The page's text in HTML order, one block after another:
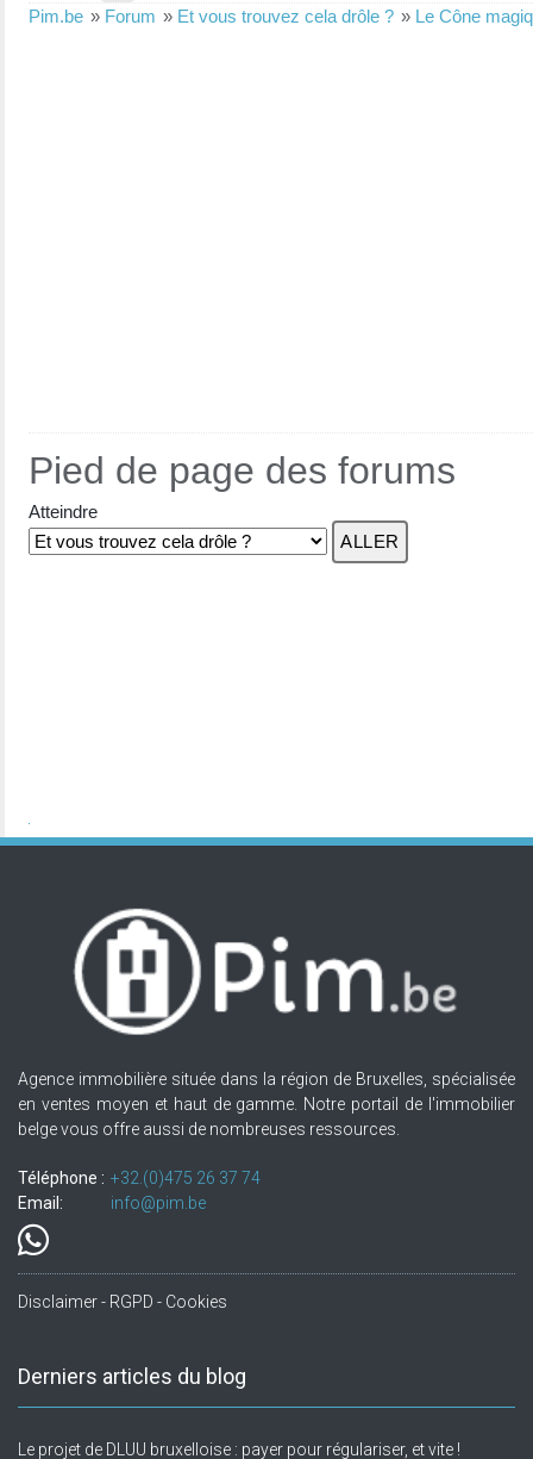
Pim.be » Forum » Et vous trouvez cela drôle ? » Le Cône
Pied de page des forums
Atteindre
Agence immobilière située dans la région de Bruxelles, spécialisée
en ventes moyen et haut de gamme. Notre portail de l'immobilier
belge vous offre aussi de nombreuses ressources.
Téléphone : +32.(0)475 26 37 74
Email:
info@pim.be
Disclaimer - RGPD - Cookies
Derniers articles du blog
Le projet de DLUU bruxelloise : payer pour régulariser, et vite !